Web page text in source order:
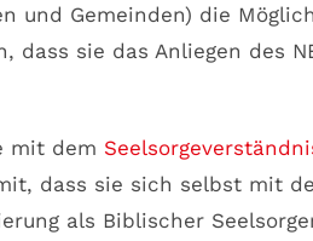
und Gemeinden) die
dass sie das Anliegen des
mit dem
dass sie sich selbst mit
als Biblischer